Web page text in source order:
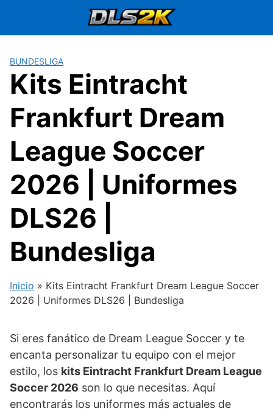
contenido
BUNDESLIGA
Kits Eintracht
Frankfurt Dream
League Soccer
2026 | Uniformes
DLS26 |
Bundesliga
Inicio » Kits Eintracht Frankfurt Dream League Soccer
2026 | Uniformes DLS26 | Bundesliga
Si eres fanático de Dream League Soccer y te
encanta personalizar tu equipo con el mejor
estilo, los kits Eintracht Frankfurt Dream League
Soccer 2026 son lo que necesitas. Aquí
encontrarás los uniformes más actuales de